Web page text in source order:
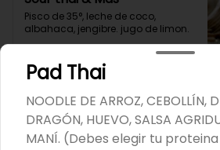
Pisco de 35°, leche de coco,
albahaca, jengibre. jugo de limon.
Bebidas
Pad Thai
NOODLE DE ARROZ, CEBOLLÍN,
DRAGÓN, HUEVO, SALSA
MANÍ. (Debes elegir tu